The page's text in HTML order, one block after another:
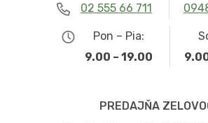
02 555 66 711
Pon – Pia:
9.00 – 19.00
PREDAJŇA